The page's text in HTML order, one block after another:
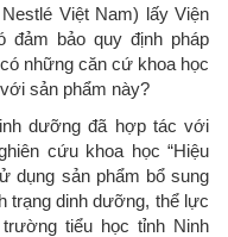
Việt Nam) lấy Viện
đảm bảo quy định pháp
những căn cứ khoa học
sản phẩm này?
dưỡng đã hợp tác với
cứu khoa học “Hiệu
dụng sản phẩm bổ sung
trạng dinh dưỡng, thể lực
tiểu học tỉnh Ninh